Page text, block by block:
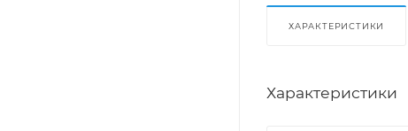
ХАРАКТЕРИСТИКИ
Характеристики